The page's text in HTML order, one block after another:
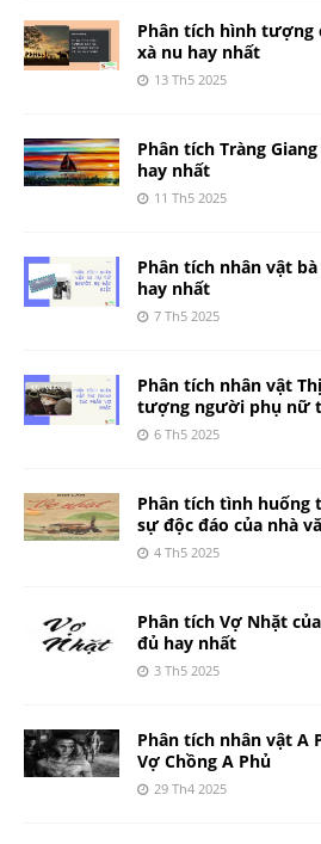
Phân tích hình tượng
xà nu hay nhất
13 Th5 2025
Phân tích Tràng
hay nhất
11 Th5 2025
Phân tích nhân vật
hay nhất
7 Th5 2025
Phân tích nhân vật
tượng người phụ nữ
6 Th5 2025
Phân tích tình huống
sự độc đáo của nhà
4 Th5 2025
Phân tích Vợ Nhặt
đủ hay nhất
3 Th5 2025
Phân tích nhân vật A
Vợ Chồng A Phủ
29 Th4 2025